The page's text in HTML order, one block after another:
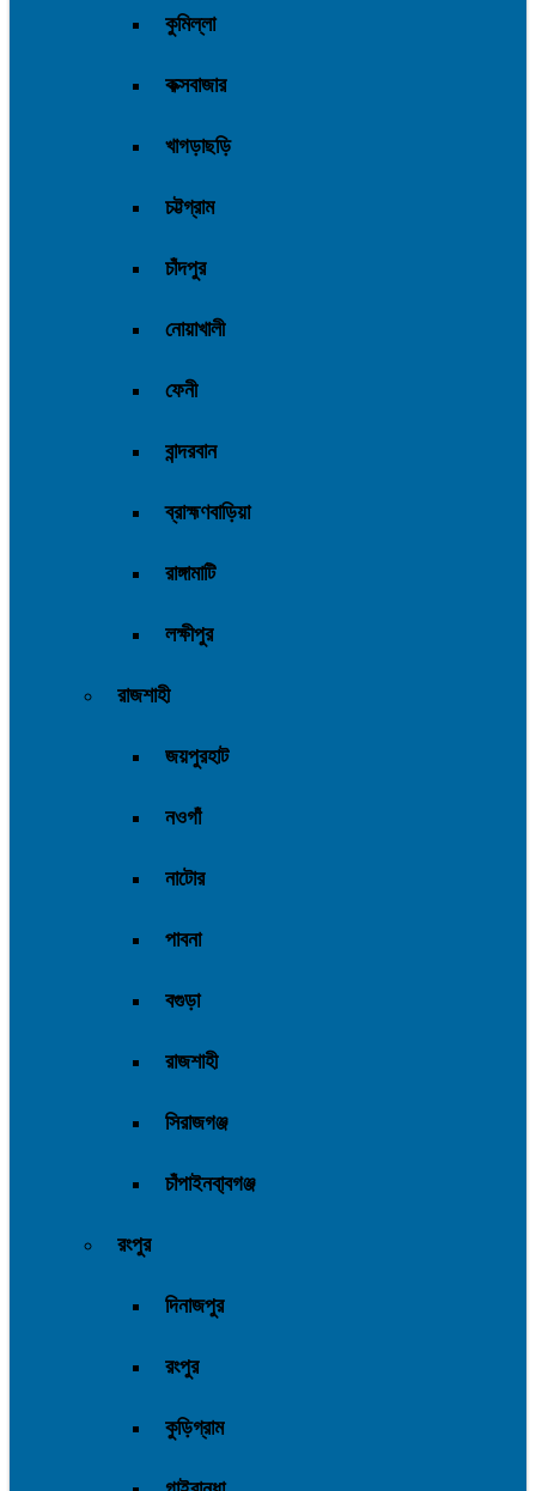
কুমিল্লা
কক্সবাজার
খাগড়াছড়ি
চট্টগ্রাম
চাঁদপুর
নোয়াখালী
ফেনী
বান্দরবান
ব্রাহ্মণবাড়িয়া
রাঙ্গামাটি
লক্ষীপুর
রাজশাহী
জয়পুরহাট
নওগাঁ
নাটোর
পাবনা
বগুড়া
রাজশাহী
সিরাজগঞ্জ
চাঁপাইনবা্বগঞ্জ
রংপুর
দিনাজপুর
রংপুর
কুড়িগ্রাম